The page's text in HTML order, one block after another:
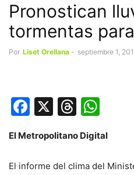
Pronostican
tormentas
Por Liset Orellana - septiembre 1,
Facebook
X
El Metropolitano Digital
El informe del clima del